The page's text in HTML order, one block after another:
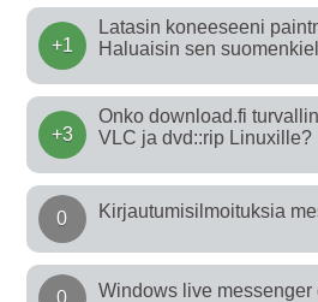
+1
Latasin koneeseeni
Haluaisin sen
+3
Onko download.fi
VLC ja dvd::rip Linuxille?
0 Kirjautumisilmoituksia
Windows live messenger